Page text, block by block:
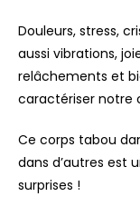
Douleurs, stress,
aussi vibrations,
relâchements et
caractériser notre
Ce corps tabou
dans d’autres est
surprises !